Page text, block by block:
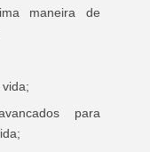
maneira de
para